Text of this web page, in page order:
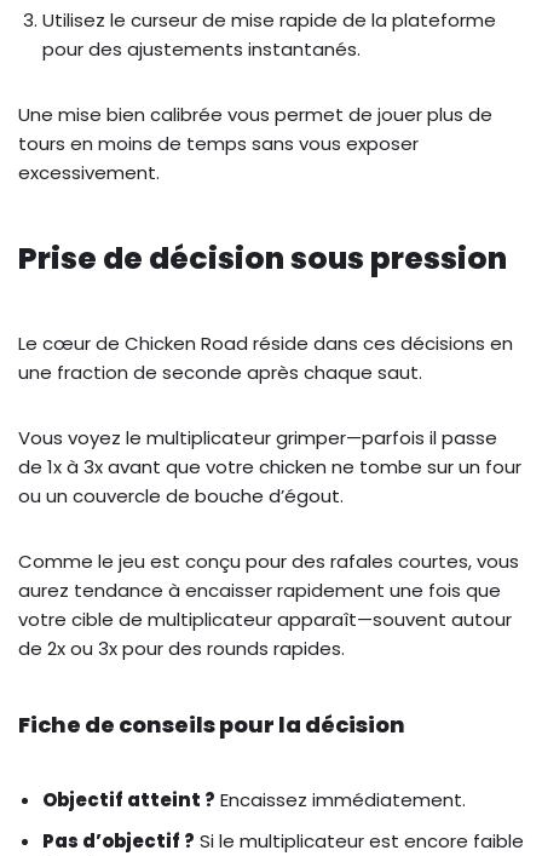
Utilisez le curseur de mise rapide de la plateforme
pour des ajustements instantanés.
Une mise bien calibrée vous permet de jouer plus de
tours en moins de temps sans vous exposer
excessivement.
Prise de décision sous pression
Le cœur de Chicken Road réside dans ces décisions en
une fraction de seconde après chaque saut.
Vous voyez le multiplicateur grimper—parfois il passe
de 1x à 3x avant que votre chicken ne tombe sur un four
ou un couvercle de bouche d’égout.
Comme le jeu est conçu pour des rafales courtes, vous
aurez tendance à encaisser rapidement une fois que
votre cible de multiplicateur apparaît—souvent autour
de 2x ou 3x pour des rounds rapides.
Fiche de conseils pour la décision
Objectif atteint ? Encaissez immédiatement.
Pas d’objectif ? Si le multiplicateur est encore faible